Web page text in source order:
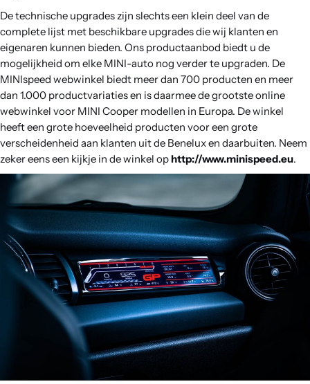
De technische upgrades zijn slechts een klein deel van de
complete lijst met beschikbare upgrades die wij klanten en
eigenaren kunnen bieden. Ons productaanbod biedt u de
mogelijkheid om elke MINI-auto nog verder te upgraden. De
MINIspeed webwinkel biedt meer dan 700 producten en meer
dan 1.000 productvariaties en is daarmee de grootste online
webwinkel voor MINI Cooper modellen in Europa. De winkel
heeft een grote hoeveelheid producten voor een grote
verscheidenheid aan klanten uit de Benelux en daarbuiten. Neem
zeker eens een kijkje in de winkel op http://www.minispeed.eu.